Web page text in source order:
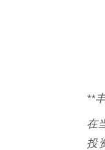
**
在
投